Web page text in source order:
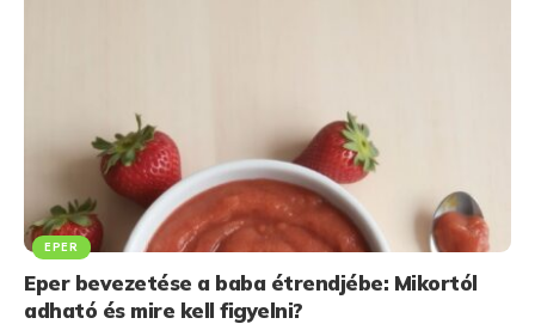
EPER
Eper bevezetése a baba étrendjébe: Mikortól
adható és mire kell figyelni?